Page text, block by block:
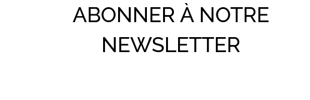
ABONNER À NOTRE
NEWSLETTER